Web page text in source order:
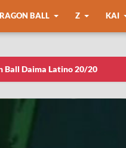
BALL Z KAI
Ball Daima Latino 20/20